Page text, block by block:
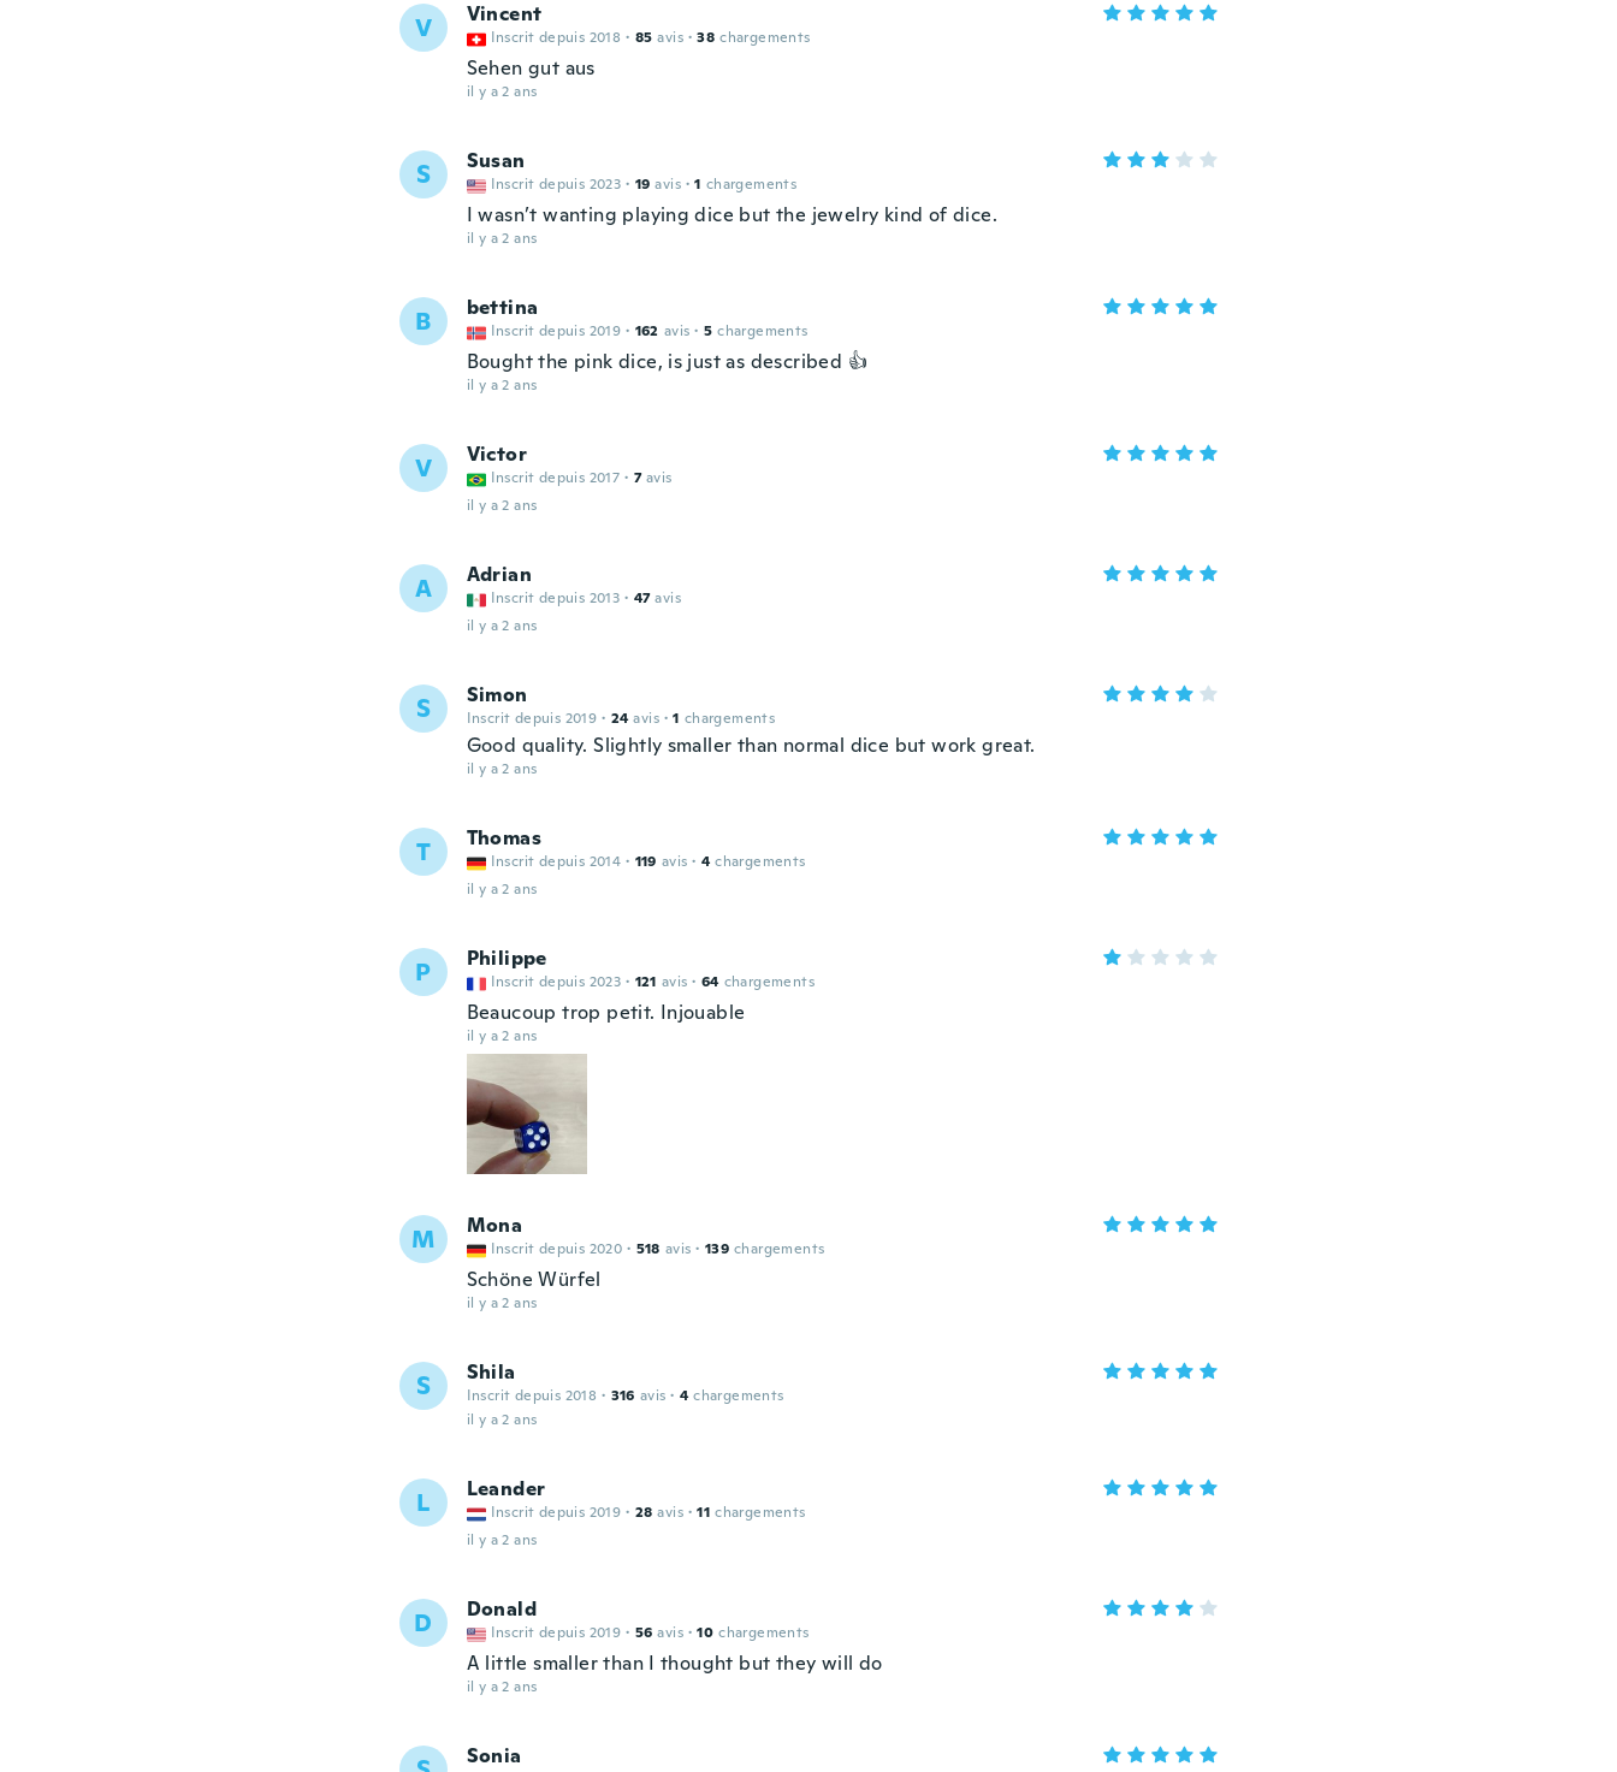
V Vincent
Inscrit depuis 2018 · 85 avis · 38 chargements
Sehen gut aus
il y a 2 ans
S Susan
Inscrit depuis 2023 · 19 avis · 1 chargements
I wasn’t wanting playing dice but the jewelry kind of dice.
il y a 2 ans
B bettina
Inscrit depuis 2019 · 162 avis · 5 chargements
Bought the pink dice, is just as described 👍
il y a 2 ans
V Victor
Inscrit depuis 2017 · 7 avis
il y a 2 ans
A Adrian
Inscrit depuis 2013 · 47 avis
il y a 2 ans
S Simon
Inscrit depuis 2019 · 24 avis · 1 chargements
Good quality. Slightly smaller than normal dice but work great.
il y a 2 ans
T Thomas
Inscrit depuis 2014 · 119 avis · 4 chargements
il y a 2 ans
P Philippe
Inscrit depuis 2023 · 121 avis · 64 chargements
Beaucoup trop petit. Injouable
il y a 2 ans
M Mona
Inscrit depuis 2020 · 518 avis · 139 chargements
Schöne Würfel
il y a 2 ans
S Shila
Inscrit depuis 2018 · 316 avis · 4 chargements
il y a 2 ans
L Leander
Inscrit depuis 2019 · 28 avis · 11 chargements
il y a 2 ans
D Donald
Inscrit depuis 2019 · 56 avis · 10 chargements
A little smaller than I thought but they will do
il y a 2 ans
Sonia